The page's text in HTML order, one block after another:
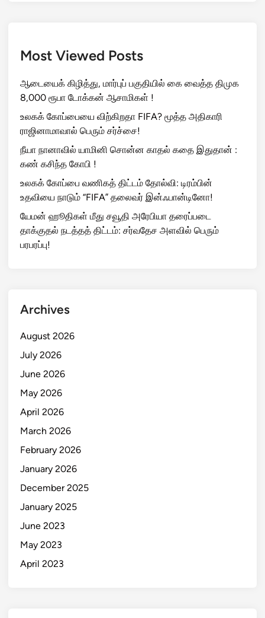
Most Viewed Posts
ஆடையைக் கிழித்து, மார்புப் பகுதியில் கை வைத்த திமுக
8,000 ரூபா டோக்கன் ஆசாமிகள் !
உலகக் கோப்பையை விற்கிறதா FIFA? மூத்த அதிகாரி
ராஜினாமாவால் பெரும் சர்ச்சை!
நீயா நானாவில் யாமினி சொன்ன காதல் கதை இதுதான் :
கண் கசிந்த கோபி !
உலகக் கோப்பை வணிகத் திட்டம் தோல்வி: டிரம்பின்
உதவியை நாடும் “FIFA” தலைவர் இன்ஃபான்டினோ!
யேமன் ஹூதிகள் மீது சவூதி அரேபியா தரைப்படை
தாக்குதல் நடத்தத் திட்டம்: சர்வதேச அளவில் பெரும்
பரபரப்பு!
Archives
August 2026
July 2026
June 2026
May 2026
April 2026
March 2026
February 2026
January 2026
December 2025
January 2025
June 2023
May 2023
April 2023